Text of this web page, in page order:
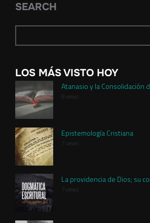
SEARCH
LOS MÁS VISTO HOY
Atanasio y la Consolidación
8 views
Epistemología Cristiana
7 views
La providencia de Dios; su
7 views